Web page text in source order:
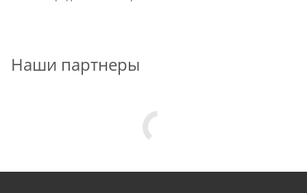
Наши партнеры